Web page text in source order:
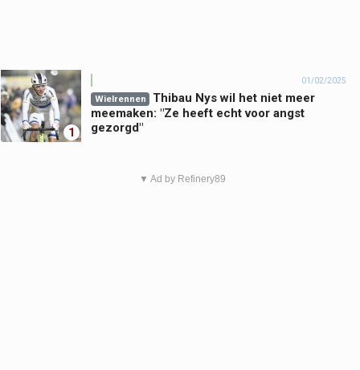
1
01/02/2025
Wielrennen
Thibau Nys wil het niet meer
meemaken: "Ze heeft echt voor angst
gezorgd"
▼ Ad by Refinery89